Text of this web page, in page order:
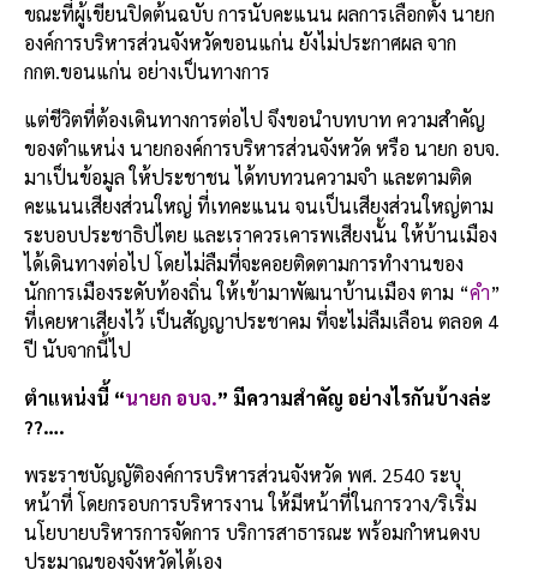
ขณะที่ผู้เขียนปิดต้นฉบับ การนับคะแนน ผลการเลือกตั้ง นายก
องค์การบริหารส่วนจังหวัดขอนแก่น ยังไม่ประกาศผล จาก
กกต.ขอนแก่น อย่างเป็นทางการ
แต่ชีวิตที่ต้องเดินทางการต่อไป จึงขอนำบทบาท ความสำคัญ
ของตำแหน่ง นายกองค์การบริหารส่วนจังหวัด หรือ นายก อบจ.
มาเป็นข้อมูล ให้ประชาชน ได้ทบทวนความจำ และตามติด
คะแนนเสียงส่วนใหญ่ ที่เทคะแนน จนเป็นเสียงส่วนใหญ่ตาม
ระบอบประชาธิปไตย และเราควรเคารพเสียงนั้น ให้บ้านเมือง
ได้เดินทางต่อไป โดยไม่ลืมที่จะคอยติดตามการทำงานของ
นักการเมืองระดับท้องถิ่น ให้เข้ามาพัฒนาบ้านเมือง ตาม “คำ”
ที่เคยหาเสียงไว้ เป็นสัญญาประชาคม ที่จะไม่ลืมเลือน ตลอด 4
ปี นับจากนี้ไป
ตำแหน่งนี้ “นายก อบจ.” มีความสำคัญ อย่างไรกันบ้างล่ะ
??….
พระราชบัญญัติองค์การบริหารส่วนจังหวัด พศ. 2540 ระบุ
หน้าที่ โดยกรอบการบริหารงาน ให้มีหน้าที่ในการวาง/ริเริ่ม
นโยบายบริหารการจัดการ บริการสาธารณะ พร้อมกำหนดงบ
ประมาณของจังหวัดได้เอง